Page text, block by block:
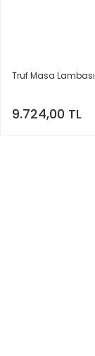
Truf Masa Lambası
9.724,00 TL